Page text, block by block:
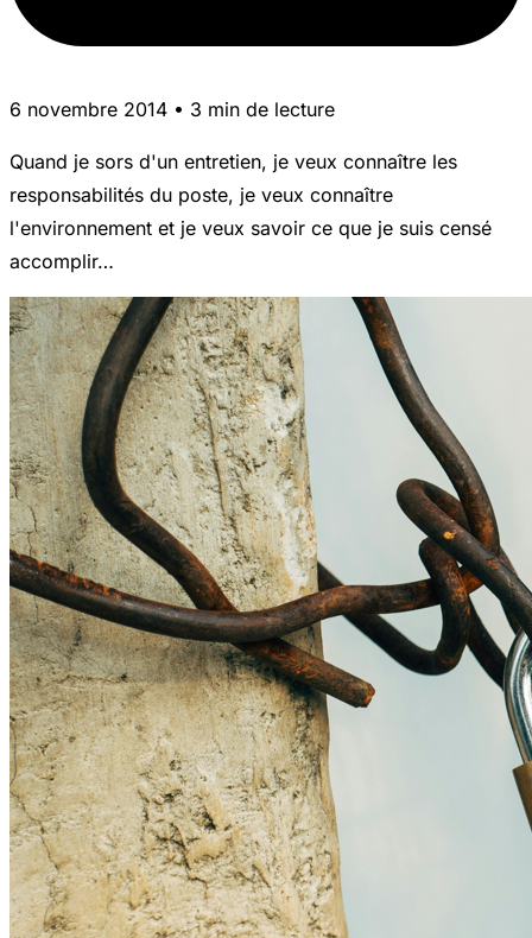
6 novembre 2014 • 3 min de lecture
Quand je sors d'un entretien, je veux connaître les
responsabilités du poste, je veux connaître
l'environnement et je veux savoir ce que je suis censé
accomplir…